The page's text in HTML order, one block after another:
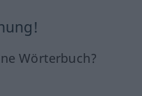
Wörterbuch?